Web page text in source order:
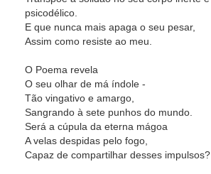
psicodélico.
E que nunca mais apaga o seu pesar,
Assim como resiste ao meu.
O Poema revela
O seu olhar de má índole -
Tão vingativo e amargo,
Sangrando à sete punhos do mundo.
Será a cúpula da eterna mágoa
A velas despidas pelo fogo,
Capaz de compartilhar desses impulsos?